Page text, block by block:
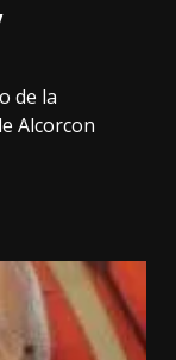
de la
Alcorcon